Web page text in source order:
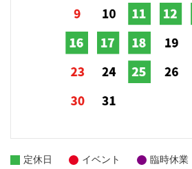
定休日 イベント 臨時休業